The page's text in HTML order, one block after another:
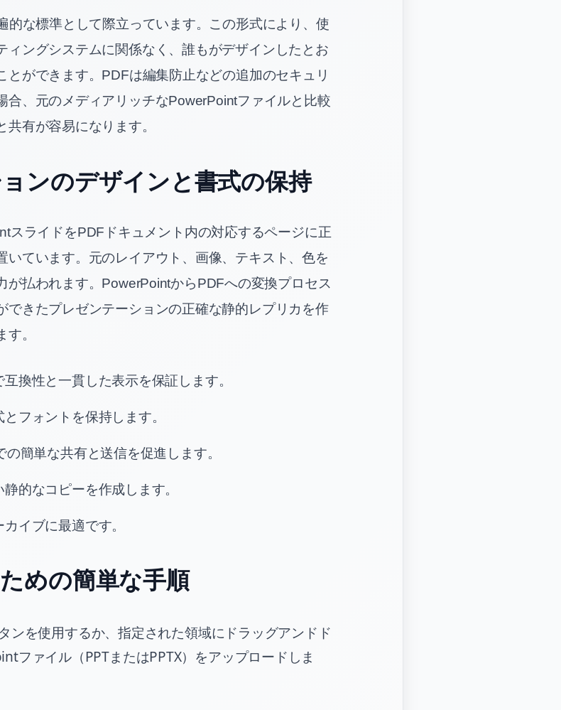
的な標準として際立っています。この形式により、使
ィングシステムに関係なく、誰もがデザインしたとお
とができます。PDFは編集防止などの追加のセキュリ
合、元のメディアリッチなPowerPointファイルと比較
有が容易になります。
ンのデザインと書式の保持
スライドをPDFドキュメント内の対応するページに正
いています。元のレイアウト、画像、テキスト、色を
が払われます。PowerPointからPDFへの変換プロセス
できたプレゼンテーションの正確な静的レプリカを作
。
換性と一貫した表示を保証します。
フォントを保持します。
簡単な共有と送信を促進します。
的なコピーを作成します。
イブに最適です。
めの簡単な手順
ンを使用するか、指定された領域にドラッグアンドド
ファイル（PPTまたはPPTX）をアップロードしま